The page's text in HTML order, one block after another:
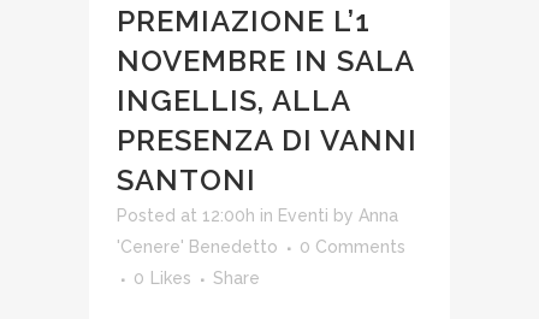
PREMIAZIONE L’1
NOVEMBRE IN SALA
INGELLIS, ALLA
PRESENZA DI VANNI
SANTONI
Posted at 12:00h in Eventi by Anna
'Cenere' Benedetto
0 Comments
0
Likes Share